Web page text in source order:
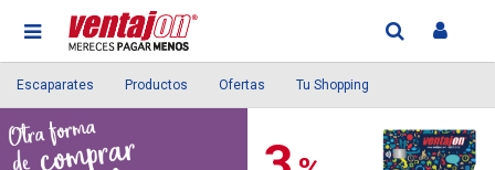
Escaparates Productos Ofertas Tu Shopping